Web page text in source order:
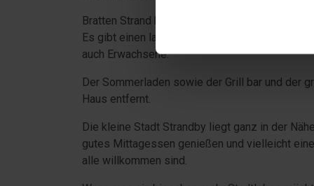
Bratten Strand hat einen endlos langen weißen
Es gibt einen langen Badesteg mit
auch Erwachsene.
Der Sommerladen sowie der Grill bar und der
Haus entfernt.
Die kleine Stadt Strandby liegt ganz in der
gutes Mittagessen genießen und vielleicht
alle willkommen sind.